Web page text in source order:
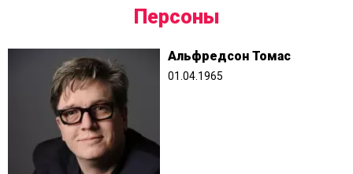
Персоны
Альфредсон Томас
01.04.1965